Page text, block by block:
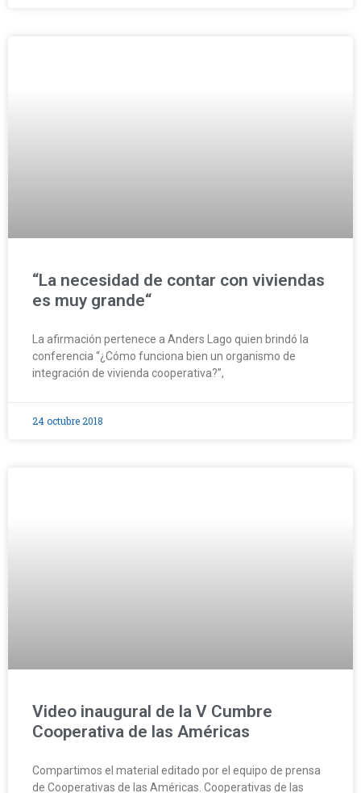
“La necesidad de contar con viviendas
es muy grande“
La afirmación pertenece a Anders Lago quien brindó la
conferencia “¿Cómo funciona bien un organismo de
integración de vivienda cooperativa?”,
24 octubre 2018
Video inaugural de la V Cumbre
Cooperativa de las Américas
Compartimos el material editado por el equipo de prensa
de Cooperativas de las Américas. Cooperativas de las